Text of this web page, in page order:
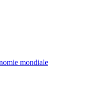
mondiale